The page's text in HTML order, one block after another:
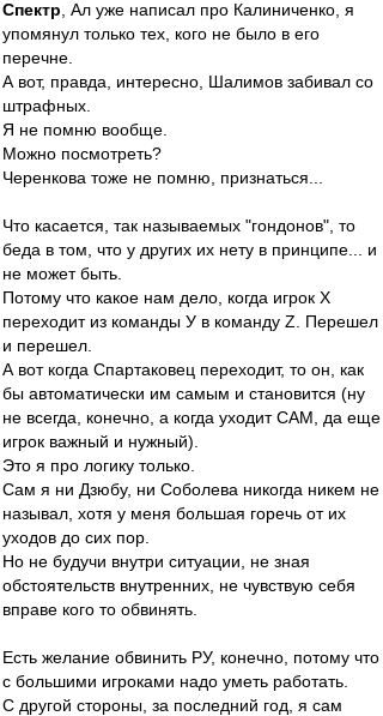
Спектр , Ал уже написал про Калиниченко, я
упомянул только тех, кого не было в его
перечне.
А вот, правда, интересно, Шалимов забивал со
штрафных.
Я не помню вообще.
Можно посмотреть?
Черенкова тоже не помню, признаться...
Что касается, так называемых "гондонов", то
беда в том, что у других их нету в принципе... и
не может быть.
Потому что какое нам дело, когда игрок Х
переходит из команды У в команду Z. Перешел
и перешел.
А вот когда Спартаковец переходит, то он, как
бы автоматически им самым и становится (ну
не всегда, конечно, а когда уходит САМ, да еще
игрок важный и нужный).
Это я про логику только.
Сам я ни Дзюбу, ни Соболева никогда никем не
называл, хотя у меня большая горечь от их
уходов до сих пор.
Но не будучи внутри ситуации, не зная
обстоятельств внутренних, не чувствую себя
вправе кого то обвинять.
Есть желание обвинить РУ, конечно, потому что
с большими игроками надо уметь работать.
С другой стороны, за последний год, я сам